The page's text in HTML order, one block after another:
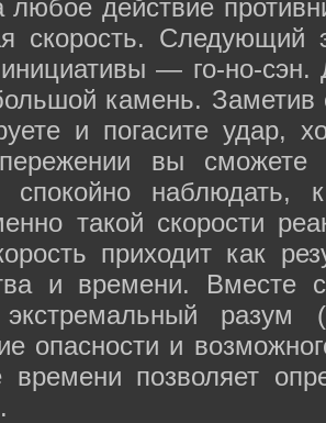
любое действие
скорость.
инициативы — го-но-
камень.
и погасите удар,
вы сможете
спокойно наблюдать,
такой скорости
приходит как
и времени. Вместе
экстремальный разум
опасности и
позволяет